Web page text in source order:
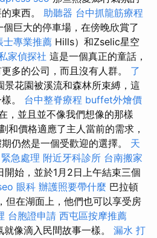
東西。 助聽器 台中抓龍筋療程
個巨大的停車場，在傍晚欣賞了
士專業推薦 Hills）和Zselic星空
家偵探社 這是一個真正的童話，
多的公司，而且沒有人群。 了
景花園被溪流和森林所束縛，這
。 台中整脊療程 buffet外燴價
，並且並不像我們想像的那樣
和價格適應了主人當前的需求，
仍然是一個受歡迎的選擇。 天
急處理 附近牙科診所 台南搬家
始，並於1月2日上午結束三個
眼科 辦護照要帶什麼 巴拉頓
但在湖面上，他們也可以享受房
台胞證申請 西屯區按摩推薦
像滴入民間故事一樣。 漏水 打